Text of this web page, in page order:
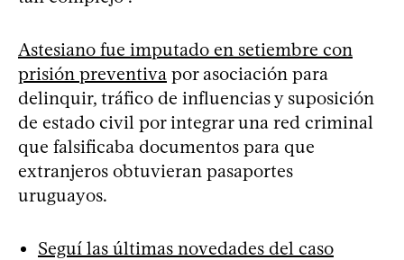
Astesiano fue imputado en setiembre con
prisión preventiva por asociación para
delinquir, tráfico de influencias y suposición
de estado civil por integrar una red criminal
que falsificaba documentos para que
extranjeros obtuvieran pasaportes
uruguayos.
Seguí las últimas novedades del caso